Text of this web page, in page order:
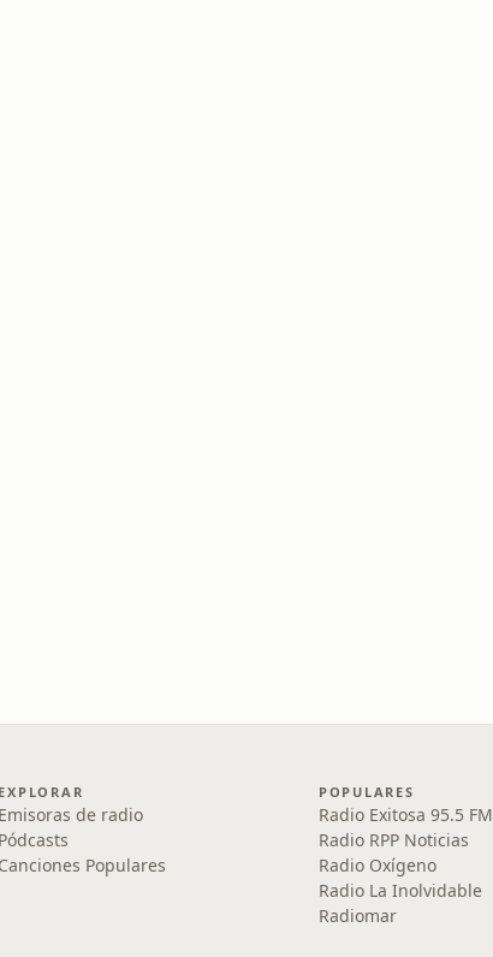
EXPLORAR
Emisoras de radio
Pódcasts
Canciones Populares
POPULARES
Radio Exitosa 95.5 FM
Radio RPP Noticias
Radio Oxígeno
Radio La Inolvidable
Radiomar